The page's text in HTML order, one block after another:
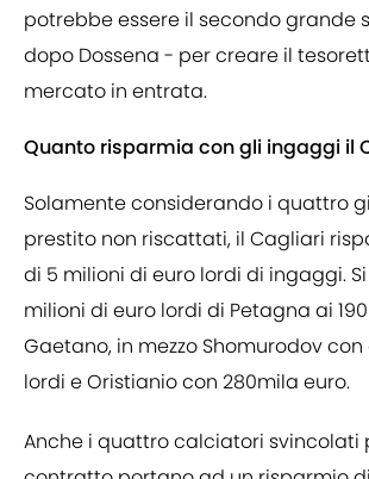
potrebbe essere il secondo grande
dopo Dossena - per creare il
mercato in entrata.
Quanto risparmia con gli ingaggi il
Solamente considerando i quattro
prestito non riscattati, il Cagliari
di 5 milioni di euro lordi di ingaggi.
milioni di euro lordi di Petagna ai
Gaetano, in mezzo Shomurodov
lordi e Oristianio con 280mila euro.
Anche i quattro calciatori svincolati